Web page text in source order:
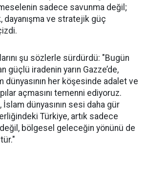
sadece savunma değil;
dayanışma ve stratejik güç
şu sözlerle sürdürdü: "Bugün
güçlü iradenin yarın Gazze’de,
dünyasının her köşesinde adalet ve
açmasını temenni ediyoruz.
dünyasının sesi daha gür
Türkiye, artık sadece
bölgesel geleceğin yönünü de